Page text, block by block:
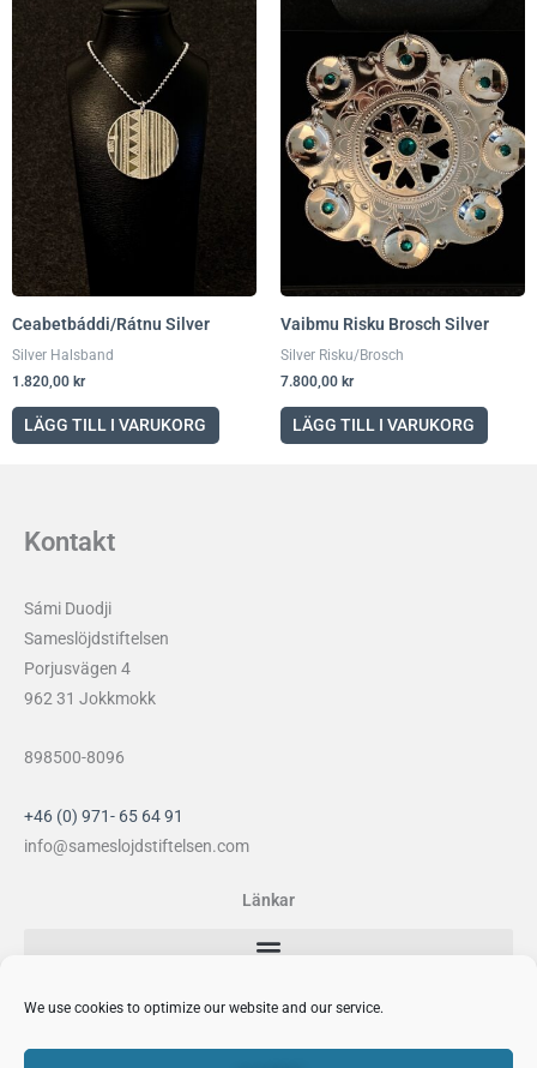
We use cookies to optimize our website and our service.
Ceabetbáddi/Rátnu Silver
Silver Halsband
1.820,00 kr
LÄGG TILL I VARUKORG
Vaibmu Risku Brosch Silver
Silver Risku/Brosch
7.800,00 kr
LÄGG TILL I VARUKORG
Kontakt
Sámi Duodji
Sameslöjdstiftelsen
Porjusvägen 4
962 31 Jokkmokk
898500-8096
+46 (0) 971- 65 64 91
info@sameslojdstiftelsen.com
Länkar
Sociala medier
F
I
Y
P